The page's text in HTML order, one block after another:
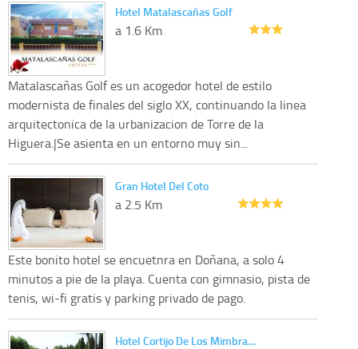
Hotel Matalascañas Golf
a 1.6 Km
Matalascañas Golf es un acogedor hotel de estilo
modernista de finales del siglo XX, continuando la linea
arquitectonica de la urbanizacion de Torre de la
Higuera.|Se asienta en un entorno muy sin...
Gran Hotel Del Coto
a 2.5 Km
Este bonito hotel se encuetnra en Doñana, a solo 4
minutos a pie de la playa. Cuenta con gimnasio, pista de
tenis, wi-fi gratis y parking privado de pago.
Hotel Cortijo De Los Mimbra…